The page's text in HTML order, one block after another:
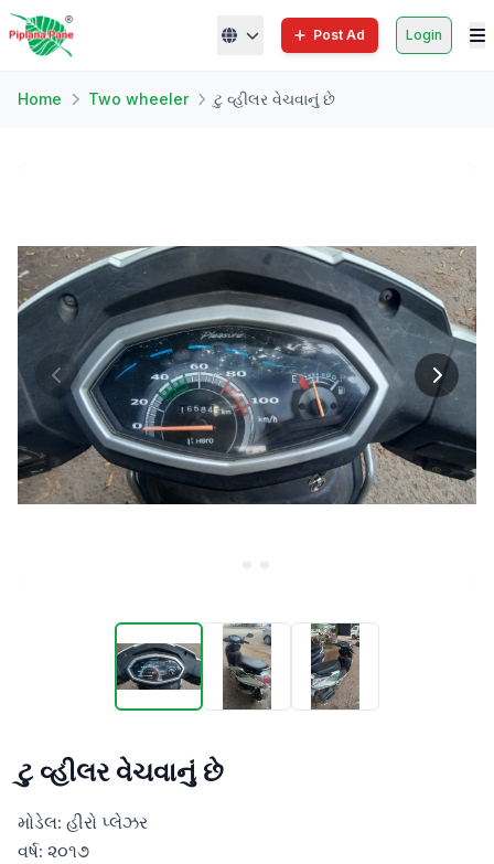
Post Ad Login
Home Two wheeler ટુ વ્હીલર વેચવાનું છે
ટુ વ્હીલર વેચવાનું છે
મોડેલ: હીરો પ્લેઝર
વર્ષ: ૨૦૧૭